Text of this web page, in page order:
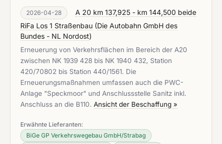
2026-04-28
A 20 km 137,925 - km 144,500 beide
RiFa Los 1 Straßenbau (Die Autobahn GmbH des
Bundes - NL Nordost)
Erneuerung von Verkehrsflächen im Bereich der A20
zwischen NK 1939 428 bis NK 1940 432, Station
420/70802 bis Station 440/1561. Die
Erneuerungsmaßnahmen umfassen auch die PWC-
Anlage "Speckmoor" und Anschlussstelle Sanitz inkl.
Anschluss an die B110. Ansicht der Beschaffung »
Erwähnte Lieferanten:
BiGe GP Verkehrswegebau GmbH/Strabag